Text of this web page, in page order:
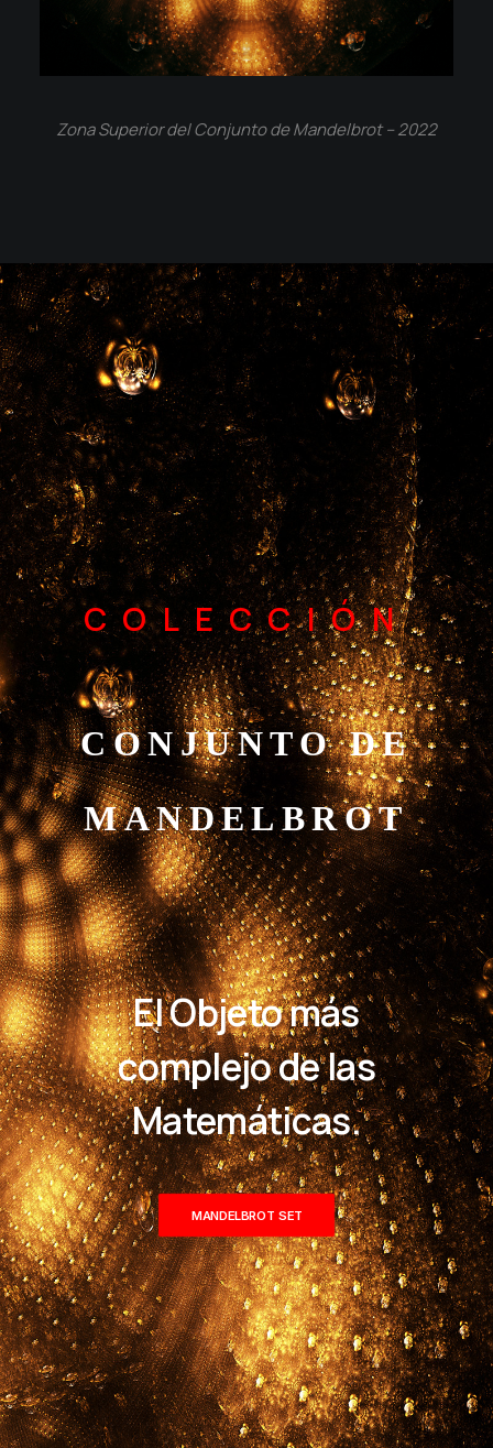
Zona Superior del Conjunto de Mandelbrot – 2022
COLECCIÓN
CONJUNTO DE
MANDELBROT
El Objeto más
complejo de las
Matemáticas.
MANDELBROT SET